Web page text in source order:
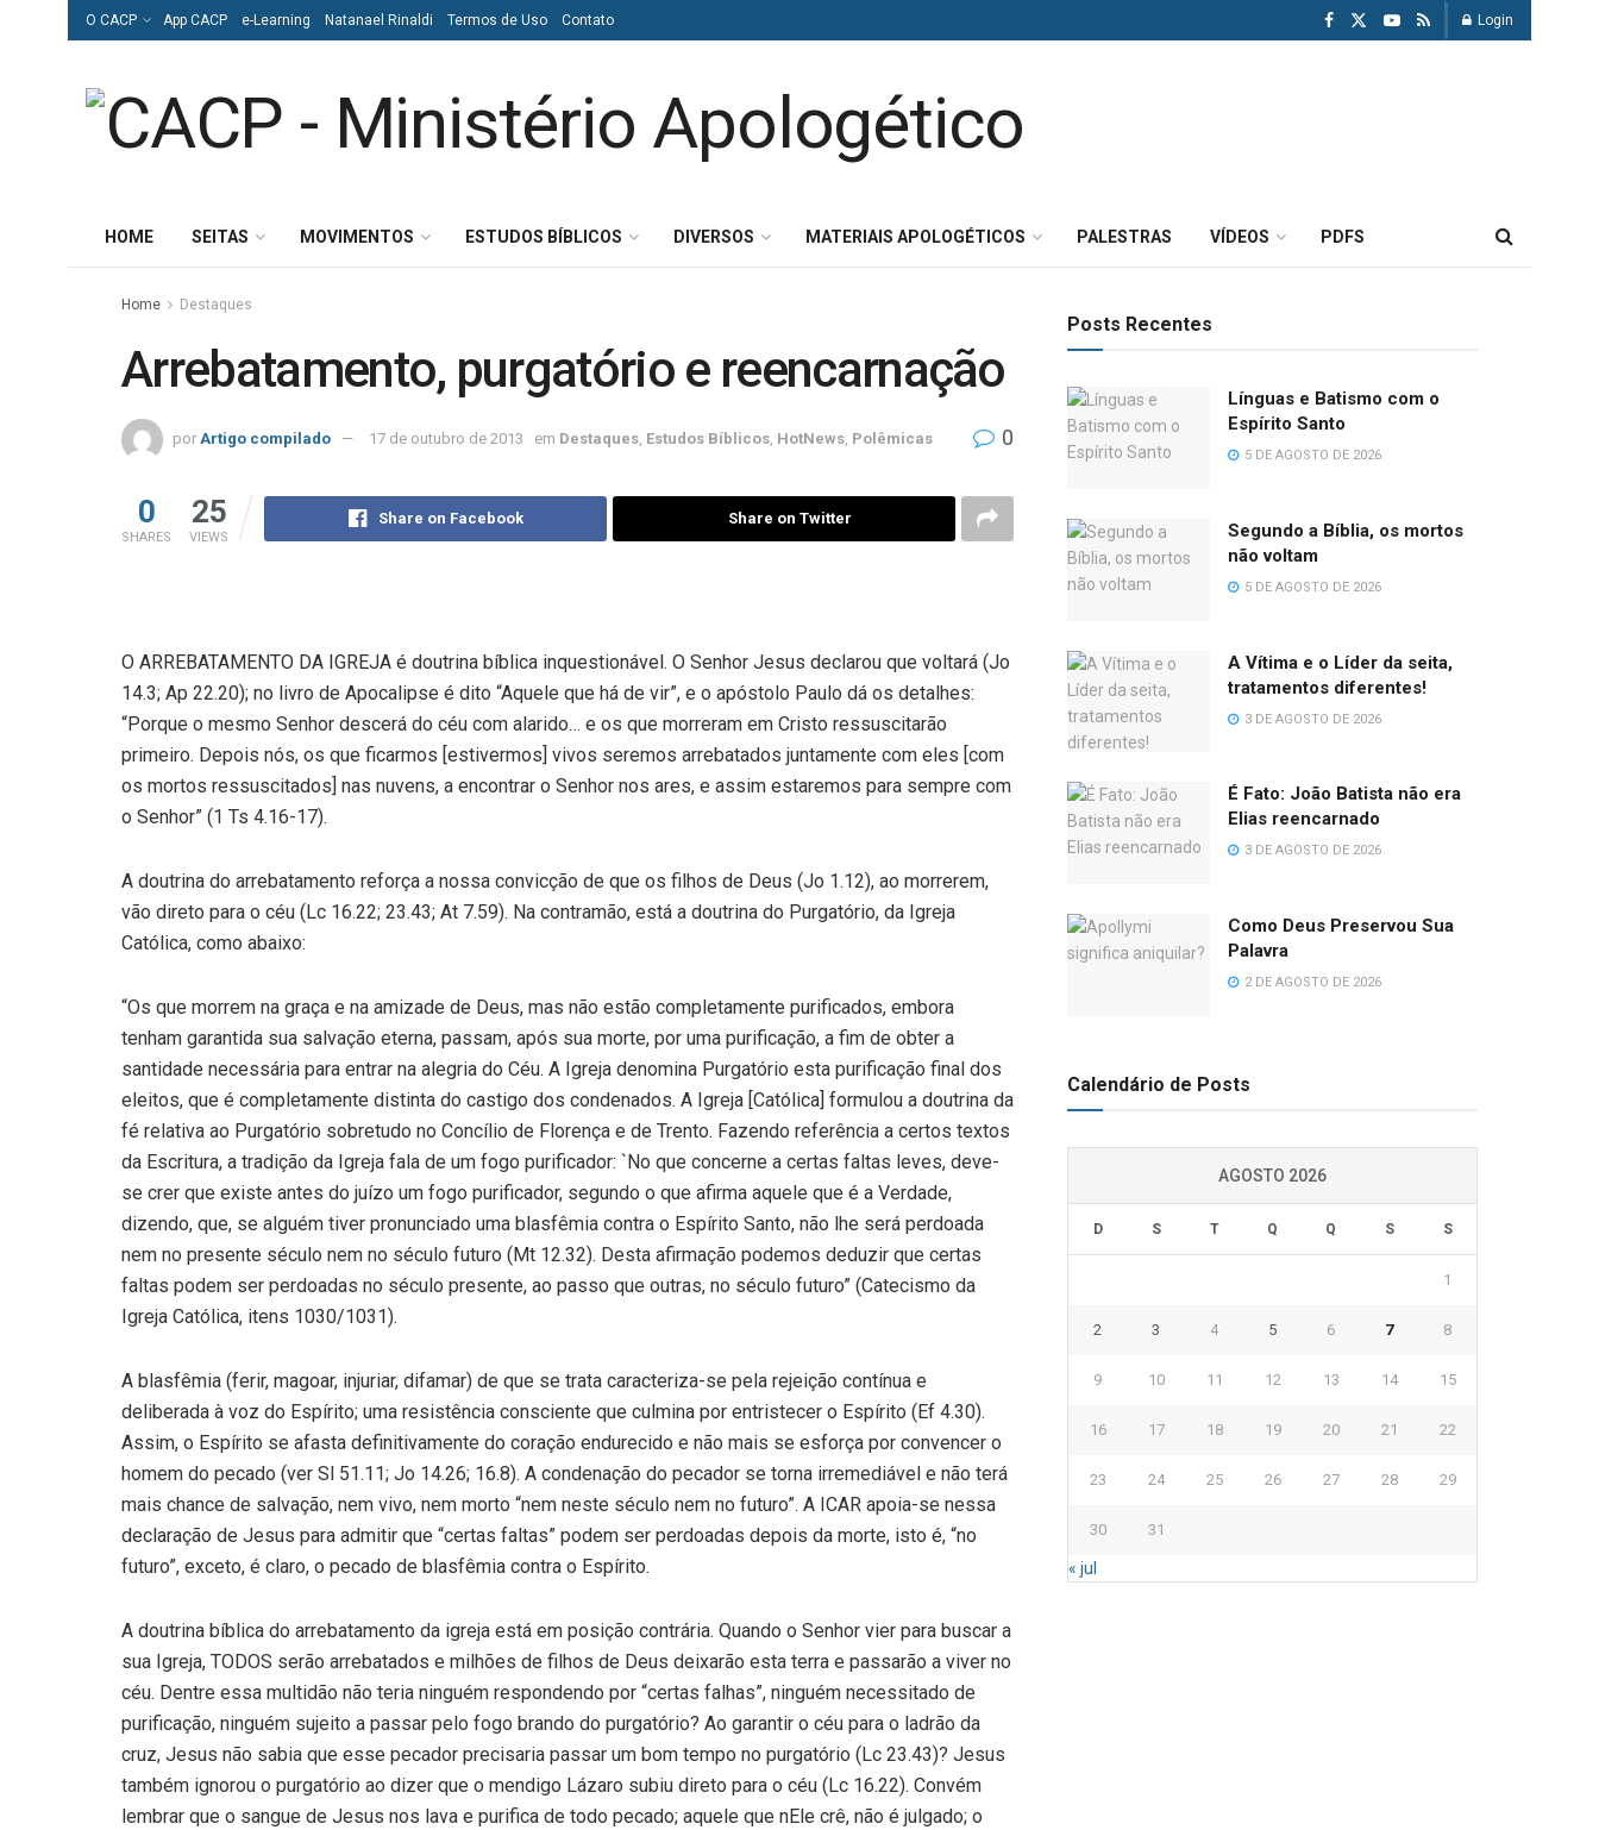
O CACP App CACP e-Learning Natanael Rinaldi Termos de Uso Contato Login
HOME SEITAS MOVIMENTOS ESTUDOS BÍBLICOS DIVERSOS MATERIAIS APOLOGÉTICOS PALESTRAS VÍDEOS PDFS
Home Destaques
Arrebatamento, purgatório e reencarnação
por Artigo compilado 17 de outubro de 2013 em Destaques Estudos Bíblicos HotNews Polêmicas 0
0
SHARES
25
VIEWS
Share on Facebook Share on Twitter
O ARREBATAMENTO DA IGREJA é doutrina bíblica inquestionável. O Senhor Jesus declarou que voltará (Jo
14.3; Ap 22.20); no livro de Apocalipse é dito “Aquele que há de vir”, e o apóstolo Paulo dá os detalhes:
“Porque o mesmo Senhor descerá do céu com alarido… e os que morreram em Cristo ressuscitarão
primeiro. Depois nós, os que ficarmos [estivermos] vivos seremos arrebatados juntamente com eles [com
os mortos ressuscitados] nas nuvens, a encontrar o Senhor nos ares, e assim estaremos para sempre com
o Senhor” (1 Ts 4.16-17).
A doutrina do arrebatamento reforça a nossa convicção de que os filhos de Deus (Jo 1.12), ao morrerem,
vão direto para o céu (Lc 16.22; 23.43; At 7.59). Na contramão, está a doutrina do Purgatório, da Igreja
Católica, como abaixo:
“Os que morrem na graça e na amizade de Deus, mas não estão completamente purificados, embora
tenham garantida sua salvação eterna, passam, após sua morte, por uma purificação, a fim de obter a
santidade necessária para entrar na alegria do Céu. A Igreja denomina Purgatório esta purificação final dos
eleitos, que é completamente distinta do castigo dos condenados. A Igreja [Católica] formulou a doutrina da
fé relativa ao Purgatório sobretudo no Concílio de Florença e de Trento. Fazendo referência a certos textos
da Escritura, a tradição da Igreja fala de um fogo purificador: `No que concerne a certas faltas leves, deve-
se crer que existe antes do juízo um fogo purificador, segundo o que afirma aquele que é a Verdade,
dizendo, que, se alguém tiver pronunciado uma blasfêmia contra o Espírito Santo, não lhe será perdoada
nem no presente século nem no século futuro (Mt 12.32). Desta afirmação podemos deduzir que certas
faltas podem ser perdoadas no século presente, ao passo que outras, no século futuro” (Catecismo da
Igreja Católica, itens 1030/1031).
A blasfêmia (ferir, magoar, injuriar, difamar) de que se trata caracteriza-se pela rejeição contínua e
deliberada à voz do Espírito; uma resistência consciente que culmina por entristecer o Espírito (Ef 4.30).
Assim, o Espírito se afasta definitivamente do coração endurecido e não mais se esforça por convencer o
homem do pecado (ver Sl 51.11; Jo 14.26; 16.8). A condenação do pecador se torna irremediável e não terá
mais chance de salvação, nem vivo, nem morto “nem neste século nem no futuro”. A ICAR apoia-se nessa
declaração de Jesus para admitir que “certas faltas” podem ser perdoadas depois da morte, isto é, “no
futuro”, exceto, é claro, o pecado de blasfêmia contra o Espírito.
A doutrina bíblica do arrebatamento da igreja está em posição contrária. Quando o Senhor vier para buscar a
sua Igreja, TODOS serão arrebatados e milhões de filhos de Deus deixarão esta terra e passarão a viver no
céu. Dentre essa multidão não teria ninguém respondendo por “certas falhas”, ninguém necessitado de
purificação, ninguém sujeito a passar pelo fogo brando do purgatório? Ao garantir o céu para o ladrão da
cruz, Jesus não sabia que esse pecador precisaria passar um bom tempo no purgatório (Lc 23.43)? Jesus
também ignorou o purgatório ao dizer que o mendigo Lázaro subiu direto para o céu (Lc 16.22). Convém
lembrar que o sangue de Jesus nos lava e purifica de todo pecado; aquele que nEle crê, não é julgado; o
Posts Recentes
Línguas e Batismo com o
Espírito Santo
5 DE AGOSTO DE 2026
Segundo a Bíblia, os mortos
não voltam
5 DE AGOSTO DE 2026
A Vítima e o Líder da seita,
tratamentos diferentes!
3 DE AGOSTO DE 2026
É Fato: João Batista não era
Elias reencarnado
3 DE AGOSTO DE 2026
Como Deus Preservou Sua
Palavra
2 DE AGOSTO DE 2026
Calendário de Posts
AGOSTO 2026
D S T Q Q S S
1
2 3 4 5 6 7 8
9 10 11 12 13 14 15
16 17 18 19 20 21 22
23 24 25 26 27 28 29
30 31
« jul